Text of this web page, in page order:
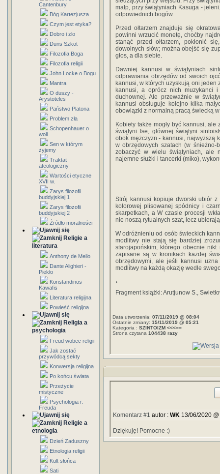
Cantenbury
Bóg Kartezjusza
Czym jest etyka?
Dobro i zlo
Duns Szkot
Filozofia Boga
Filozofia religii
John Locke o Bogu
Mantra
O duszy -
Arystoteles
Państwo Platona
Problem zła
Schopenhauer o
woli
Sen w którym
żyjemy
Traktat
ateologiczny
Wartości etyczne
XVII w.
Zarys filozofii
buddyjskiej 1
Zarys filozofii
buddyjskiej 2
Źródło moralności
Religie a
literatura
Anthony de Mello
Dante Alighieri -
Piekło
Konstandinos
Kawafis
Literatura religijna
Powieść religijna
Religia a
psychologia
Freud wobec religii
Jak zostać
przywódcą sekty
Konwersja religijna
Po końcu świata
Przeżycie
mistyczne
Psychologia r.
Freuda
Religie a
etnologia
Dzień Zaduszny
Etnologia religii
Kult słońca
Sati
małp, przy świątyniach Kasuga -
odpowiednich bogów.
Przed ołtarzem znajduje się
powinni wrzucić monetę, choćby
stanąć przed ołtarzem, pokłonić
dowolnych słów; można obejść się
głos, a dla siebie.
Dawniej kannusi w świątyniach
odprawiania obrzędów od swoich
kannusi, w których uzyskują oni jeden
kannusi, a oprócz nich muzykanci
duchownej. Ale przeważnie w
kannusi obsługuje kolejno kilka
obowiązki z normalną pracą świecką
Kobiety także mogły być kannusi,
świątyni Ise, głównej świątyni
obok mężczyzn - kannusi, najwyższą
w obrzędowych szatach (w śnieżno-
zobaczyć w wielu świątyniach, ale
najemne służki i tancerki (miko),
Strój kannusi kopiuje dworski ubiór z
kolorowej plisowanej spódnicy i
skarpetkach, a W czasie procesji
nie noszą rytualnych szat, lecz
W odróżnieniu od osób świeckich
modlitwy nie stają się bardziej
starojapońskim, którego obecnie
zapisane są w kronikach każdej
obrzędowymi, ale jeśli kannusi
modlitwy na każdą okazję wedle
*
Fragment książki: Arutjunow S.,
Data utworzenia: 07/11/2019 @ 08:04
Ostatnie zmiany: 15/11/2019 @ 05:21
Kategoria : SZINTOIZM <<<==
Strona czytana 104438 razy
Komentarz #1 autor : WK 13/06/2020
Dziękuję! Pomocne :)